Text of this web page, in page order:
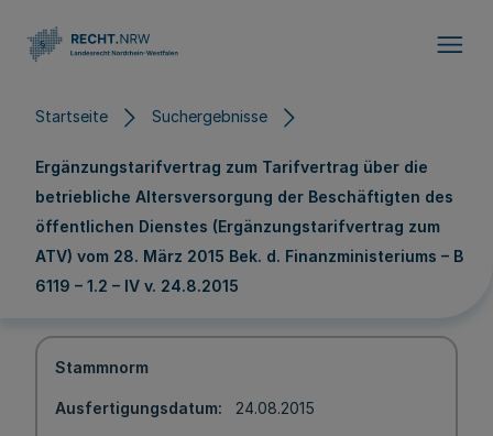
Startseite Suchergebnisse
Ergänzungstarifvertrag zum Tarifvertrag über die
betriebliche Altersversorgung der Beschäftigten des
öffentlichen Dienstes (Ergänzungstarifvertrag zum
ATV) vom 28. März 2015 Bek. d. Finanzministeriums – B
6119 – 1.2 – IV v. 24.8.2015
Stammnorm
Ausfertigungsdatum 24.08.2015